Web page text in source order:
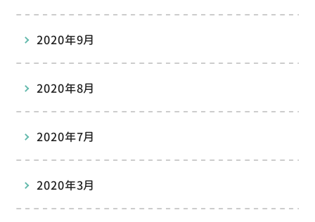
2020年9月
2020年8月
2020年7月
2020年3月